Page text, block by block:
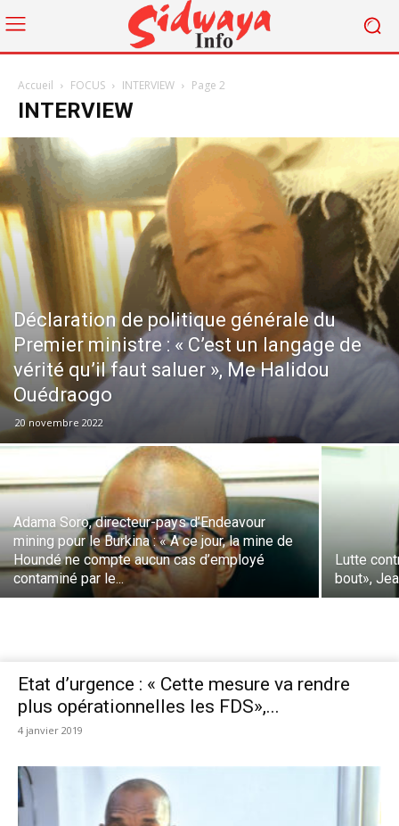
Accueil FOCUS INTERVIEW Page 2
INTERVIEW
Déclaration de politique générale du
Premier ministre : « C’est un langage de
vérité qu’il faut saluer », Me Halidou
Ouédraogo
20 novembre 2022
Adama Soro, directeur-pays d’Endeavour
mining pour le Burkina : « A ce jour, la mine de
Houndé ne compte aucun cas d’employé
contaminé par le...
Lutte
bout»,
Etat d’urgence : « Cette mesure va rendre
plus opérationnelles les FDS»,...
4 janvier 2019